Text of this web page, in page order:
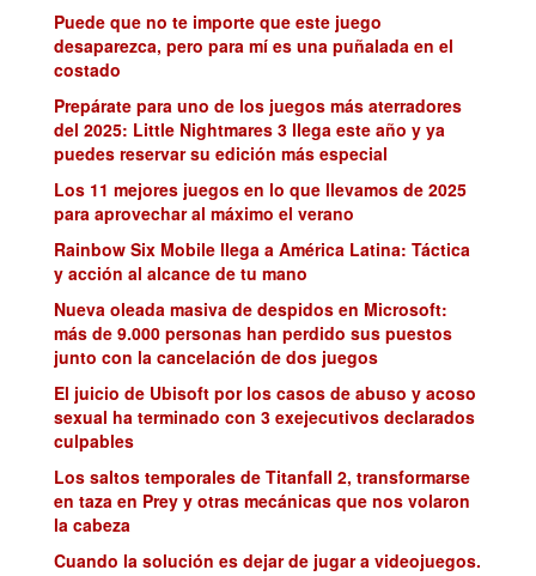
Puede que no te importe que este juego
desaparezca, pero para mí es una puñalada en el
costado
Prepárate para uno de los juegos más aterradores
del 2025: Little Nightmares 3 llega este año y ya
puedes reservar su edición más especial
Los 11 mejores juegos en lo que llevamos de 2025
para aprovechar al máximo el verano
Rainbow Six Mobile llega a América Latina: Táctica
y acción al alcance de tu mano
Nueva oleada masiva de despidos en Microsoft:
más de 9.000 personas han perdido sus puestos
junto con la cancelación de dos juegos
El juicio de Ubisoft por los casos de abuso y acoso
sexual ha terminado con 3 exejecutivos declarados
culpables
Los saltos temporales de Titanfall 2, transformarse
en taza en Prey y otras mecánicas que nos volaron
la cabeza
Cuando la solución es dejar de jugar a videojuegos.